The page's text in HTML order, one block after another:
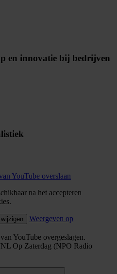
en innovatie bij bedrijven
YouTube overslaan
na het accepteren
Weergeven op
YouTube overgeslagen.
Op Zaterdag (NPO Radio